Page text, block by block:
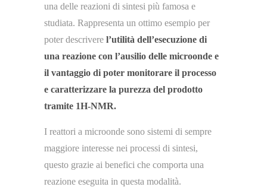
una delle reazioni di sintesi più famosa e
studiata. Rappresenta un ottimo esempio per
poter descrivere l’utilità dell’esecuzione di
una reazione con l’ausilio delle microonde e
il vantaggio di poter monitorare il processo
e caratterizzare la purezza del prodotto
tramite 1H-NMR.
I reattori a microonde sono sistemi di sempre
maggiore interesse nei processi di sintesi,
questo grazie ai benefici che comporta una
reazione eseguita in questa modalità.